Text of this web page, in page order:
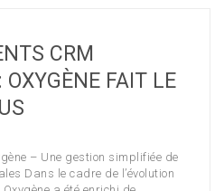
CRM
OXYGÈNE FAIT LE
– Une gestion simplifiée de
Dans le cadre de l’évolution